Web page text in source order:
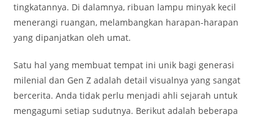
tingkatannya. Di dalamnya, ribuan lampu minyak kecil
menerangi ruangan, melambangkan harapan-harapan
yang dipanjatkan oleh umat.
Satu hal yang membuat tempat ini unik bagi generasi
milenial dan Gen Z adalah detail visualnya yang sangat
bercerita. Anda tidak perlu menjadi ahli sejarah untuk
mengagumi setiap sudutnya. Berikut adalah beberapa